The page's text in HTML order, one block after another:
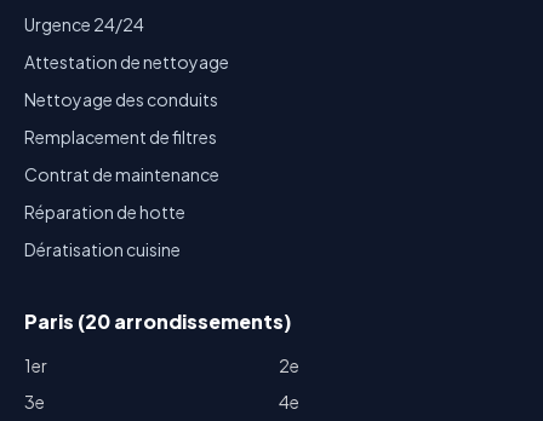
Urgence 24/24
Attestation de nettoyage
Nettoyage des conduits
Remplacement de filtres
Contrat de maintenance
Réparation de hotte
Dératisation cuisine
Paris (20 arrondissements)
1er
2e
3e
4e